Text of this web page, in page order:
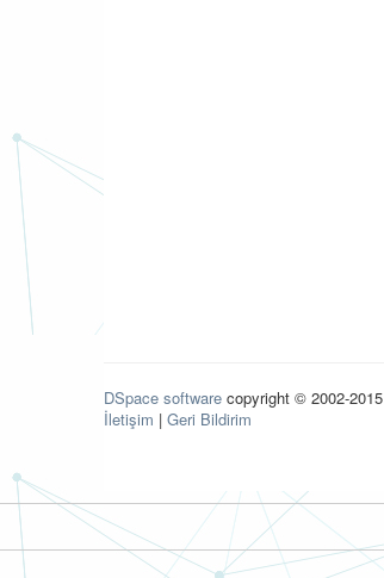
DSpace software copyright © 2002-2015
İletişim | Geri Bildirim